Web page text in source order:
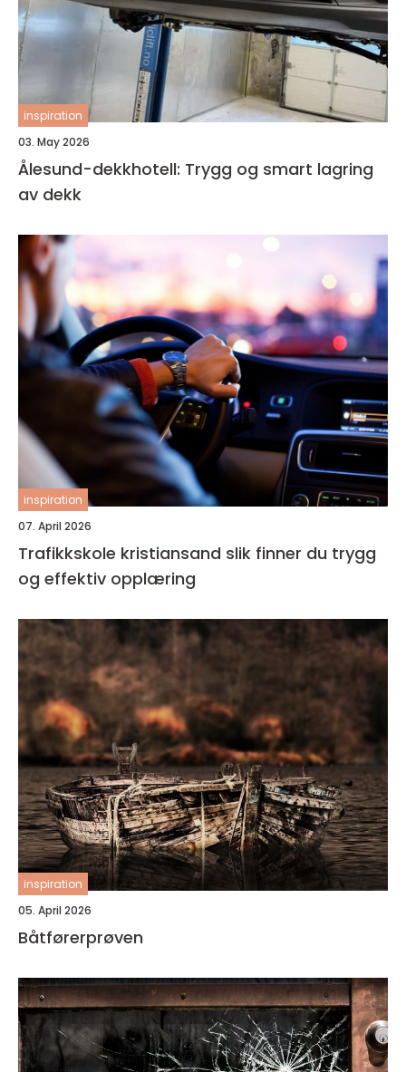
inspiration
03. May 2026
Ålesund-dekkhotell: Trygg og smart lagring
av dekk
inspiration
07. April 2026
Trafikkskole kristiansand slik finner du trygg
og effektiv opplæring
inspiration
05. April 2026
Båtførerprøven